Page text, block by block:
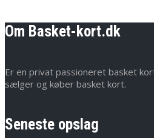
Om Basket-kort.dk
Er en privat passioneret basket
sælger og køber basket kort.
Seneste opslag